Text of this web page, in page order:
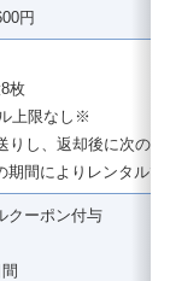
円
枚
上限なし※
し、返却後に次の4
期間によりレンタル
クーポン付与